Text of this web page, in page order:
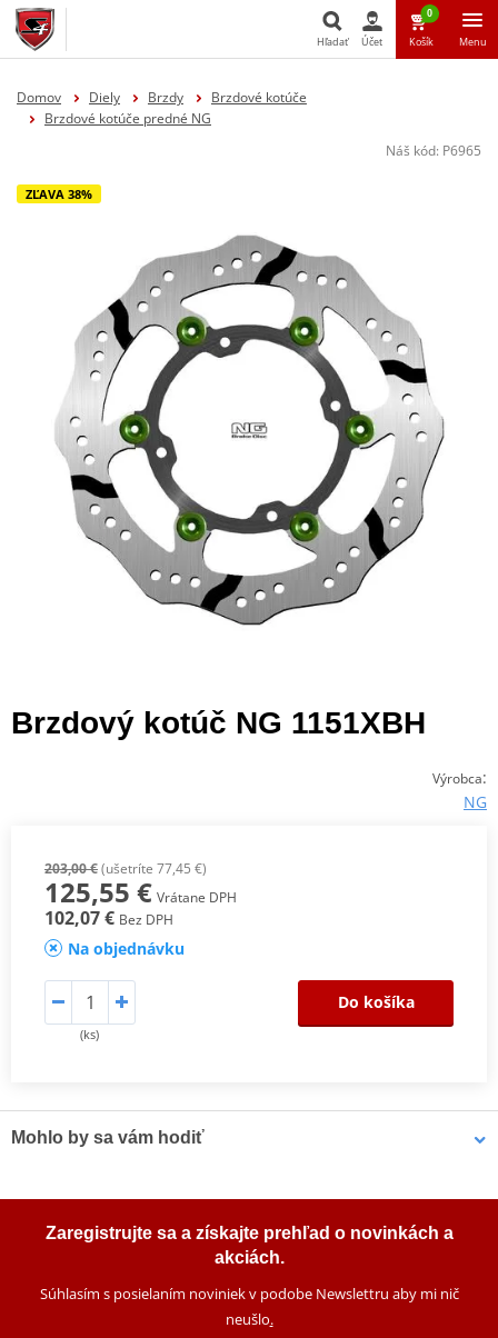
Hľadať Účet
0
Košík Menu
Domov Diely Brzdy
Brzdové kotúče
Brzdové kotúče predné NG
Náš kód: P6965
ZĽAVA 38%
Brzdový kotúč NG 1151XBH
Výrobca:
NG
203,00 €(ušetríte 77,45 €)
125,55 € Vrátane DPH
102,07 € Bez DPH
Na objednávku
(ks)
Do košíka
Mohlo by sa vám hodiť
Zaregistrujte sa a získajte prehľad o novinkách a
akciách.
Súhlasím s posielaním noviniek v podobe Newslettru aby mi nič
neušlo.